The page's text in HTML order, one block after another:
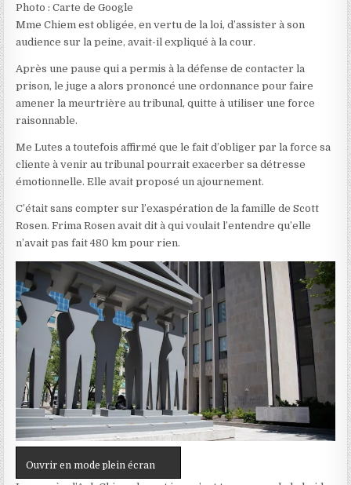
Photo : Carte de Google
Mme Chiem est obligée, en vertu de la loi, d’assister à son
audience sur la peine, avait-il expliqué à la cour.
Après une pause qui a permis à la défense de contacter la
prison, le juge a alors prononcé une ordonnance pour faire
amener la meurtrière au tribunal,quitte à utiliser une force
raisonnable.
Me Lutes a toutefois affirmé quele fait d’obliger par la force sa
cliente à venir au tribunal pourrait exacerber sa détresse
émotionnelle. Elle avait proposé un ajournement.
C’était sans compter sur l’exaspération de la famille de Scott
Rosen. Frima Rosen avait dit à qui voulait l’entendre qu’elle
n’avait pas fait 480 km pour rien.
Ouvrir en mode plein écran